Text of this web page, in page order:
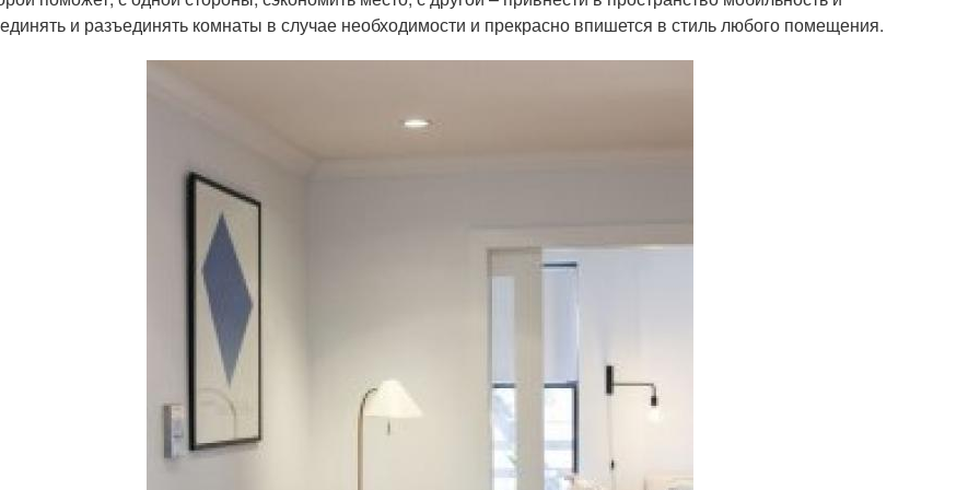
и разъединять комнаты в случае необходимости и прекрасно впишется в стиль любого помещения.